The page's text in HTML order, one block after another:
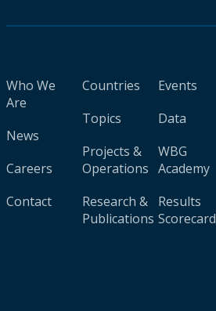
Who We
Are
News
Careers
Contact
Countries
Topics
Projects &
Operations
Research &
Publications
Events
Data
WBG
Academy
Results
Scorecard